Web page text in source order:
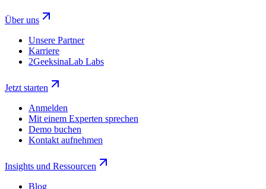
Über uns
Unsere Partner
Karriere
2GeeksinaLab Labs
Jetzt starten
Anmelden
Mit einem Experten sprechen
Demo buchen
Kontakt aufnehmen
Insights und Ressourcen
Blog